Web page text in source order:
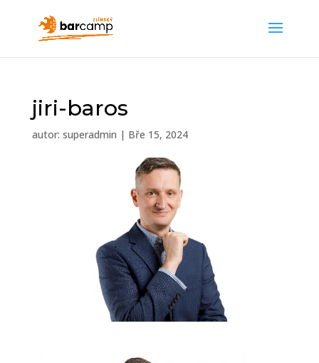
jiri-baros
autor: superadmin | Bře 15, 2024